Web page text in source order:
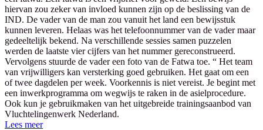
hiervan zou zeker van invloed kunnen zijn op de beslissing van de
IND. De vader van de man zou vanuit het land een bewijsstuk
kunnen leveren. Helaas was het telefoonnummer van de vader maar
gedeeltelijk bekend. Na verschillende sessies samen puzzelen
werden de laatste vier cijfers van het nummer gereconstrueerd.
Vervolgens stuurde de vader een foto van de Fatwa toe. “ Het team
van vrijwilligers kan versterking goed gebruiken. Het gaat om een
of twee dagdelen per week. Voorkennis is niet vereist. Je begint met
een inwerkprogramma om wegwijs te raken in de asielprocedure.
Ook kun je gebruikmaken van het uitgebreide trainingsaanbod van
Vluchtelingenwerk Nederland.
Lees meer